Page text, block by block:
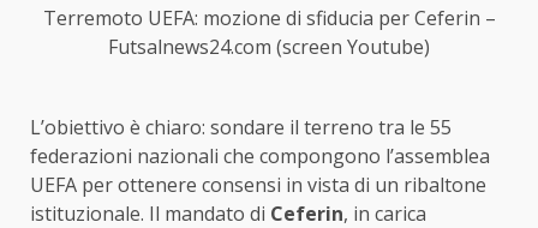
Terremoto UEFA: mozione di sfiducia per Ceferin –
Futsalnews24.com (screen Youtube)
L’obiettivo è chiaro: sondare il terreno tra le 55
federazioni nazionali che compongono l’assemblea
UEFA per ottenere consensi in vista di un ribaltone
istituzionale. Il mandato di Ceferin, in carica